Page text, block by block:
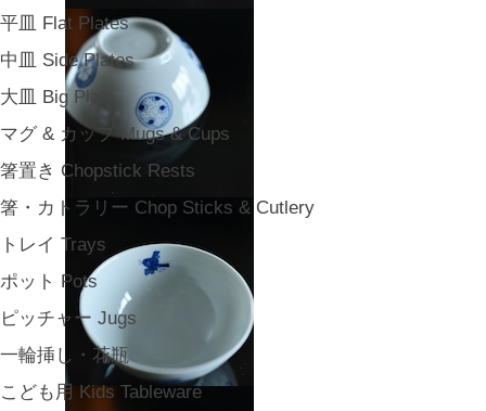
平皿 Flat Plates
中皿 Side Plates
大皿 Big Plate
マグ & カップ Mugs & Cups
箸置き Chopstick Rests
箸・カトラリー Chop Sticks & Cutlery
トレイ Trays
ポット Pots
ピッチャー Jugs
一輪挿し・花瓶
こども用 Kids Tableware